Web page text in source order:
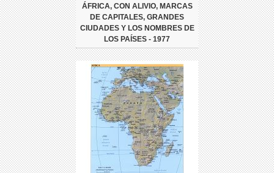
ÁFRICA, CON ALIVIO, MARCAS
DE CAPITALES, GRANDES
CIUDADES Y LOS NOMBRES DE
LOS PAÍSES - 1977